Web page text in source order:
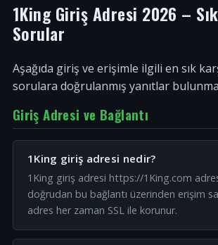
1King Giriş Adresi 2026 –
Sorular
Aşağıda giriş ve erişimle ilgili en sık
sorulara doğrulanmış yanıtlar
Giriş Adresi ve Bağlantı
1King giriş adresi nedir?
1King giriş adresi https://1King.com
doğrudan bu bağlantı üzerinden erişim
adres her zaman SSL ile korunur.